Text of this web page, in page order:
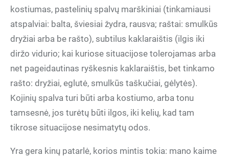
kostiumas, pastelinių spalvų marškiniai (tinkamiausi
atspalviai: balta, šviesiai žydra, rausva; raštai: smulkūs
dryžiai arba be rašto), subtilus kaklaraištis (ilgis iki
diržo vidurio; kai kuriose situacijose tolerojamas arba
net pageidautinas ryškesnis kaklaraištis, bet tinkamo
rašto: dryžiai, eglutė, smulkūs taškučiai, gėlytės).
Kojinių spalva turi būti arba kostiumo, arba tonu
tamsesnė, jos turėtų būti ilgos, iki kelių, kad tam
tikrose situacijose nesimatytų odos.
Yra gera kinų patarlė, korios mintis tokia: mano kaime